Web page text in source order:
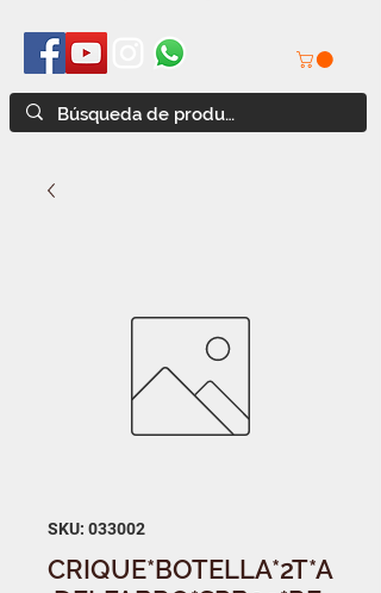
SKU: 033002
CRIQUE*BOTELLA*2T*A